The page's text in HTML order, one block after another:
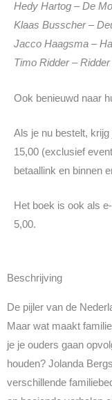
Hedy Hartog – De
Klaas Busscher –
Jacco Haagsma –
Timo Ridder –
Ook benieuwd naar
Als je nu bestelt,
15,00 (exclusief
betaallink en binnen
Het boek is ook als
5,00.
Beschrijving
De pijler van de
Maar wat maakt
je je ouders gaan
houden? Jolanda
verschillende